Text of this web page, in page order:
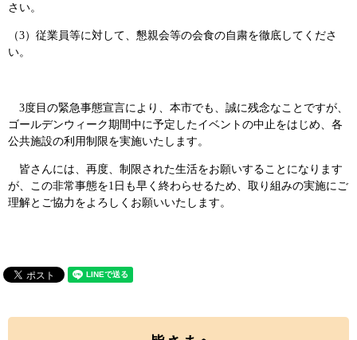
さい。
（3）従業員等に対して、懇親会等の会食の自粛を徹底してくださ
い。
3度目の緊急事態宣言により、本市でも、誠に残念なことですが、
ゴールデンウィーク期間中に予定したイベントの中止をはじめ、各
公共施設の利用制限を実施いたします。
皆さんには、再度、制限された生活をお願いすることになります
が、この非常事態を1日も早く終わらせるため、取り組みの実施にご
理解とご協力をよろしくお願いいたします。